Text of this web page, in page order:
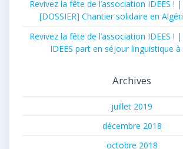
Revivez la fête de l’association IDEES ! |
[DOSSIER] Chantier solidaire en
Revivez la fête de l’association IDEES ! |
IDEES part en séjour linguistique
Archives
juillet 2019
décembre 2018
octobre 2018